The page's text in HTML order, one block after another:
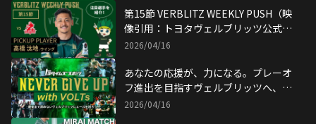
第15節 VERBLITZ WEEKLY PUSH（映
像引用：トヨタヴェルブリッツ公式
YouTubeチャンネル）
2026/04/16
あなたの応援が、力になる。プレーオ
フ進出を目指すヴェルブリッツへ、応
援メッセージを募集！
2026/04/16